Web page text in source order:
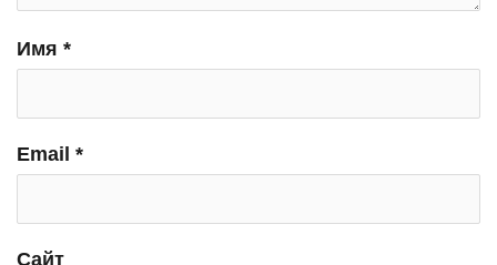
Имя *
Email *
Сайт